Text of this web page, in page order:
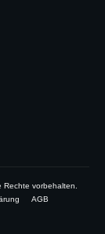
Rechte vorbehalten.
AGB